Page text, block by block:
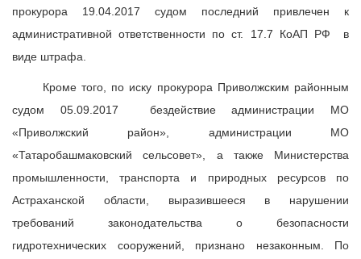
прокурора 19.04.2017 судом последний привлечен к
административной ответственности по ст. 17.7 КоАП РФ в
виде штрафа.
Кроме того, по иску прокурора Приволжским районным
судом 05.09.2017 бездействие администрации МО
«Приволжский район», администрации МО
«Татаробашмаковский сельсовет», а также Министерства
промышленности, транспорта и природных ресурсов по
Астраханской области, выразившееся в нарушении
требований законодательства о безопасности
гидротехнических сооружений, признано незаконным. По